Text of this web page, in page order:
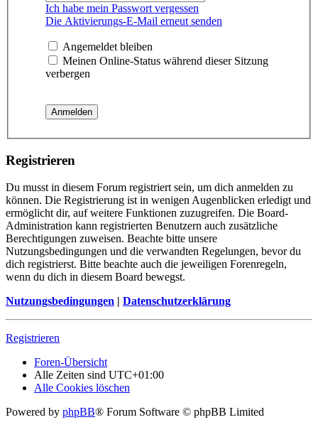
Ich habe mein Passwort vergessen
Die Aktivierungs-E-Mail erneut senden
Angemeldet bleiben
Meinen Online-Status während dieser Sitzung
verbergen
Registrieren
Du musst in diesem Forum registriert sein, um dich anmelden zu
können. Die Registrierung ist in wenigen Augenblicken erledigt und
ermöglicht dir, auf weitere Funktionen zuzugreifen. Die Board-
Administration kann registrierten Benutzern auch zusätzliche
Berechtigungen zuweisen. Beachte bitte unsere
Nutzungsbedingungen und die verwandten Regelungen, bevor du
dich registrierst. Bitte beachte auch die jeweiligen Forenregeln,
wenn du dich in diesem Board bewegst.
Nutzungsbedingungen | Datenschutzerklärung
Registrieren
Foren-Übersicht
Alle Zeiten sind UTC+01:00
Alle Cookies löschen
Powered by phpBB® Forum Software © phpBB Limited